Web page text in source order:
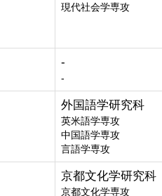
現代社会学専攻
-
-
外国語学研究科
英米語学専攻
中国語学専攻
言語学専攻
京都文化学研究科
京都文化学専攻